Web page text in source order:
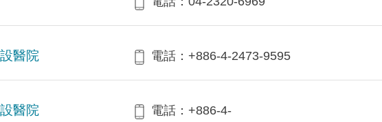
醫院 電話：+886-4-2473-9595
醫院
電話：+886-4-